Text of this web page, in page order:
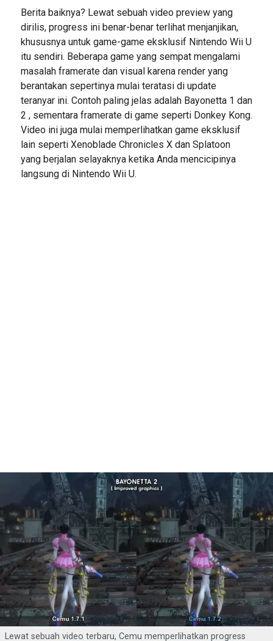
Berita baiknya? Lewat sebuah video preview yang
dirilis, progress ini benar-benar terlihat menjanjikan,
khususnya untuk game-game eksklusif Nintendo Wii U
itu sendiri. Beberapa game yang sempat mengalami
masalah framerate dan visual karena render yang
berantakan sepertinya mulai teratasi di update
teranyar ini. Contoh paling jelas adalah Bayonetta 1 dan
2 , sementara framerate di game seperti Donkey Kong.
Video ini juga mulai memperlihatkan game eksklusif
lain seperti Xenoblade Chronicles X dan Splatoon
yang berjalan selayaknya ketika Anda mencicipinya
langsung di Nintendo Wii U.
Lewat sebuah video terbaru, Cemu memperlihatkan progress